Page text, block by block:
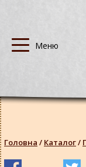
Головна / Каталог/